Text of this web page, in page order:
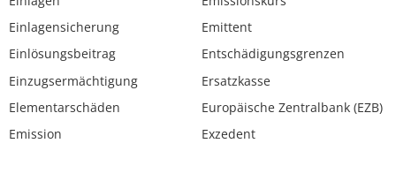
Einlagensicherung
Einlösungsbeitrag
Einzugsermächtigung
Elementarschäden
Emission
Emittent
Entschädigungsgrenzen
Ersatzkasse
Europäische Zentralbank (EZB)
Exzedent